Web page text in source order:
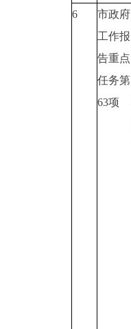
6
市政府
工作报
告重点
任务第
63项